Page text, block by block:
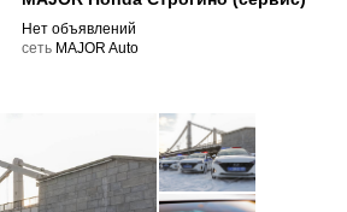
Нет объявлений
cеть MAJOR Auto